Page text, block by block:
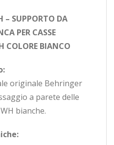
– SUPPORTO DA
PER CASSE
COLORE BIANCO
originale Behringer
a parete delle
bianche.